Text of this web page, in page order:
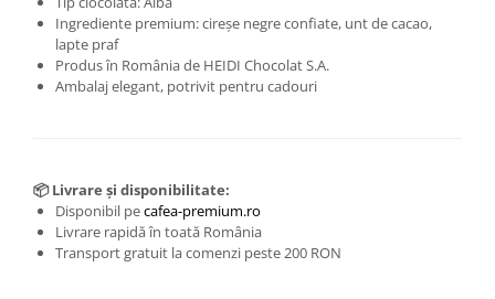
Ingrediente premium: cireșe negre confiate, unt de cacao,
lapte praf
Produs în România de HEIDI Chocolat S.A.
Ambalaj elegant, potrivit pentru cadouri
📦 Livrare și disponibilitate:
Disponibil pecafea-premium.ro
Livrare rapidă în toată România
Transport gratuit la comenzi peste 200 RON